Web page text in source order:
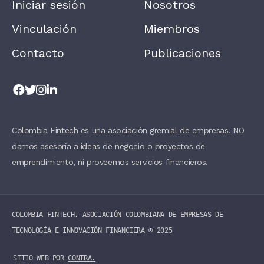
V
H
S
L
A
K
Iniciar sesión
Vinculación
Contacto
Nosotros
Miembros
Publicaciones
Colombia Fintech es una asociación gremial de empresas. NO
damos asesoría a ideas de negocio o proyectos de
emprendimiento, ni proveemos servicios financieros.
COLOMBIA FINTECH, ASOCIACIÓN COLOMBIANA DE EMPRESAS DE
TECNOLOGÍA E INNOVACIÓN FINANCIERA ©️ 2025
SITIO WEB POR CONTRA.